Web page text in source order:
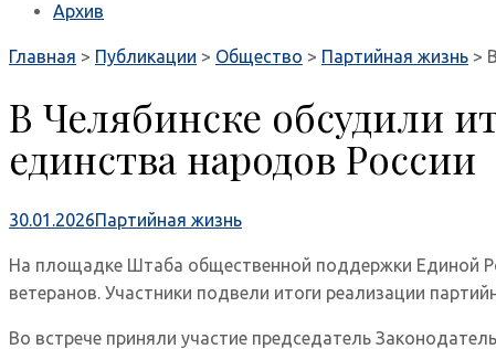
Архив
Главная > Публикации > Общество > Партийная жизнь >
В Челябинске обсудили
единства народов России
30.01.2026Партийная жизнь
На площадке Штаба общественной поддержки Единой
ветеранов. Участники подвели итоги реализации
Во встрече приняли участие председатель